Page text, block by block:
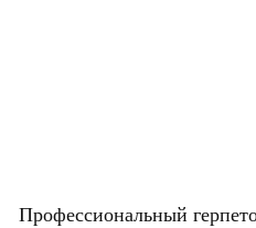
Профессиональный